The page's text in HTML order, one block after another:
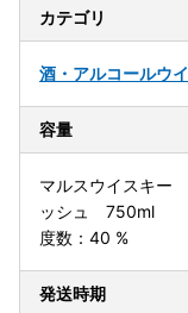
カテゴリ
酒・アルコールウ
容量
マルスウイスキー
ッシュ 750ml
度数：40 %
発送時期